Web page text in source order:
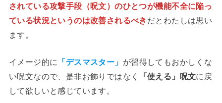
されている攻撃手段（呪文）のひとつが機能不全に陥っ
ている状況というのは改善されるべきだとわたしは思い
ます。
イメージ的に 「デスマスター」 が習得してもおかしくな
い呪文なので、是非お飾りではなく
「使える」呪文に戻
して欲しいと感じています。